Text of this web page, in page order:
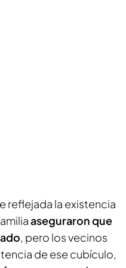
reflejada la existencia
aseguraron que
, pero los vecinos
de ese cubículo,